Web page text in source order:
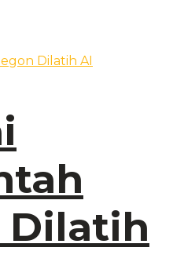
Dilatih